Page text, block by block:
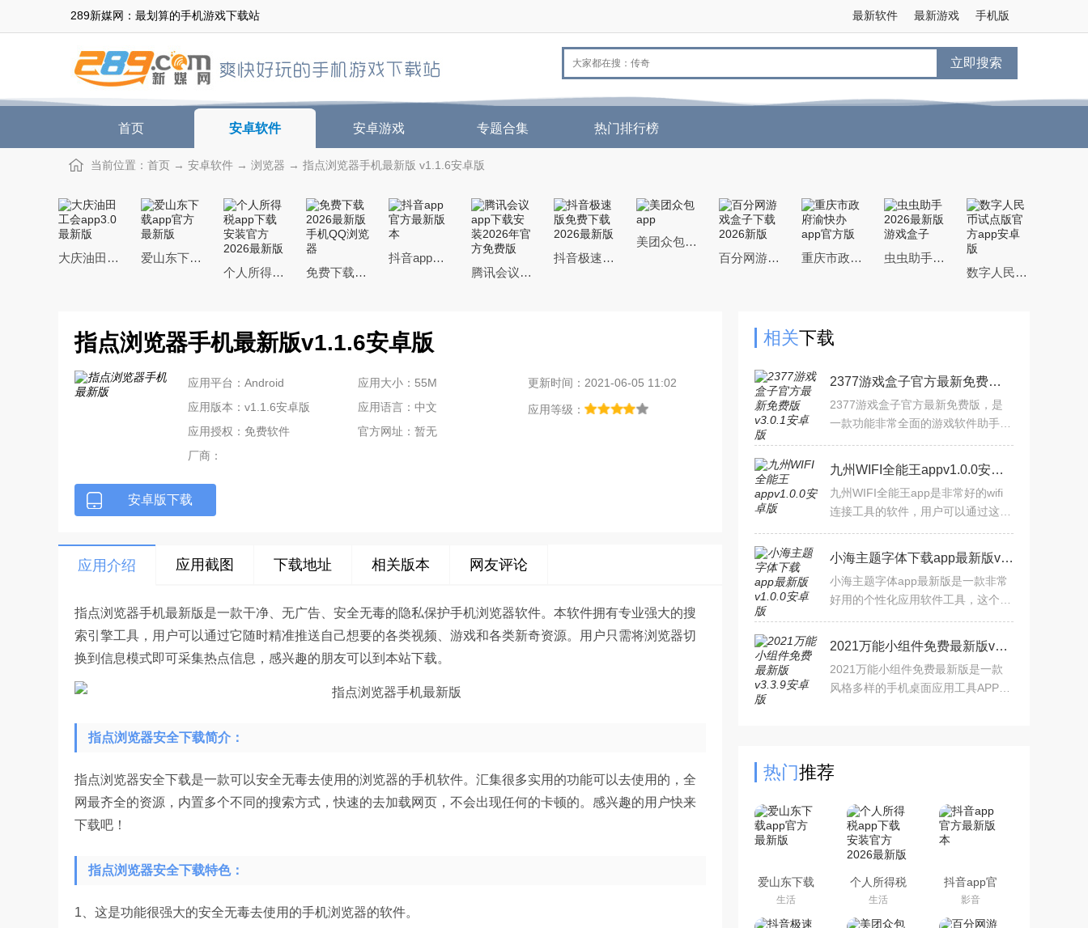
289新媒网：最划算的手机游戏下载站 手机版
最新游戏
最新软件
立即搜索
首页 安卓软件 安卓游戏 专题合集 热门排行榜
当前位置： 首页 → 安卓软件 → 浏览器 → 指点浏览器手机最新版 v1.1.6安卓版
大庆油田工会app3.0最新版
爱山东下载app官方最新版
个人所得税app下载安装官方2026最新版
免费下载2026最新版手机QQ浏览器
抖音app官方最新版本
腾讯会议app下载安装2026年官方免费版
抖音极速版免费下载2026最新版
美团众包app
百分网游戏盒子下载2026新版
重庆市政府渝快办app官方版
虫虫助手2026最新版游戏盒子
数字人民币试点版官方app安卓版
指点浏览器手机最新版v1.1.6安卓版
应用平台：Android 应用大小：55M
更新时间：2021-06-05 11:02
应用版本：v1.1.6安卓版
应用语言：中文
应用等级：
应用授权：免费软件
官方网址：暂无
厂商：
安卓版下载
应用介绍 应用截图 下载地址 相关版本 网友评论
指点浏览器手机最新版是一款干净、无广告、安全无毒的隐私保护手机浏览器软件。本软件拥有专业强大的搜
索引擎工具，用户可以通过它随时精准推送自己想要的各类视频、游戏和各类新奇资源。用户只需将浏览器切
换到信息模式即可采集热点信息，感兴趣的朋友可以到本站下载。
指点浏览器安全下载简介：
指点浏览器安全下载是一款可以安全无毒去使用的浏览器的手机软件。汇集很多实用的功能可以去使用的，全
网最齐全的资源，内置多个不同的搜索方式，快速的去加载网页，不会出现任何的卡顿的。感兴趣的用户快来
下载吧！
指点浏览器安全下载特色：
1、这是功能很强大的安全无毒去使用的手机浏览器的软件。
相关下载
2377游戏盒子官方最新免费版v3.0.1安卓版
2377游戏盒子官方最新免费版，是
一款功能非常全面的游戏软件助手。
游。最新、最热门的游戏都聚集在这
里。海量游戏攻略和游戏资
九州WIFI全能王appv1.0.0安卓版
九州WIFI全能王app是非常好的wifi
连接工具的软件，用户可以通过这个
户轻松的去进行检测，并且信号的强
度也是非常的大，在这里大
小海主题字体下载app最新版v1.0.0安卓版
小海主题字体app最新版是一款非常
好用的个性化应用软件工具，这个虚
字体的软件，不止有丰富的资源，每
天还有更新，导入数据有尽
2021万能小组件免费最新版v3.3.9安卓版
2021万能小组件免费最新版是一款
风格多样的手机桌面应用工具APP。
热门推荐
爱山东下载
app官方最
新版
生活
个人所得税
app下载安
装官方2026
最新版
生活
抖音app官
方最新版本
影音